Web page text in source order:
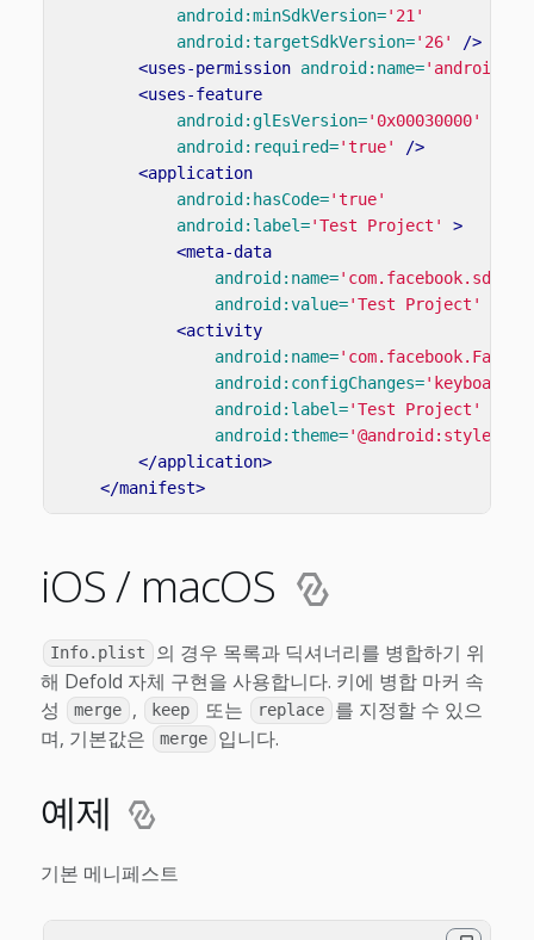
android:minSdkVersion='21'
android:targetSdkVersion='26'
/>
<uses-permission android:name=
<uses-feature
android:glEsVersion='0x00030000'
android:required='true'
/>
<application
android:hasCode='true'
android:label='Test Project'
>
<meta-data
android:name=
android:value='Test Project'
<activity
android:name=
android:configChanges=
android:label='Test Project'
android:theme='@android:style/
</application>
</manifest>
iOS / macOS
Info.plist
의 경우 목록과 딕셔너리를 병합하기 위
해 Defold 자체 구현을 사용합니다. 키에 병합 마커 속
성
merge , keep 또는 replace
를 지정할 수 있으
며, 기본값은
merge 입니다.
예제
기본 메니페스트